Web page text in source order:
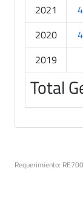
2021
2020
2019
Total
Requerimiento: